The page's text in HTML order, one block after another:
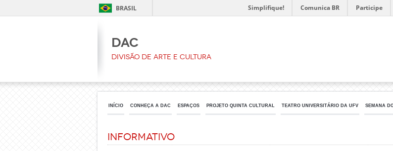
BRASIL Simplifique! Comunica BR Participe
DAC
Divisão de Arte e Cultura
INÍCIO CONHEÇA A DAC ESPAÇOS PROJETO QUINTA CULTURAL TEATRO UNIVERSITÁRIO DA UFV SEMANA
Informativo